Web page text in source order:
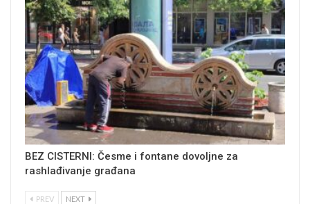
BEZ CISTERNI: Česme i fontane dovoljne za
rashlađivanje građana
PREV NEXT